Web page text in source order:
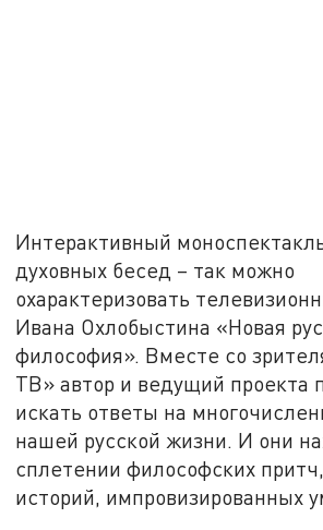
Интерактивный
духовных бесед – так можно
охарактеризовать
Ивана Охлобыстина «Новая
философия». Вместе со
ТВ» автор и ведущий проекта
искать ответы на
нашей русской жизни. И они
сплетении философских
историй, импровизированных